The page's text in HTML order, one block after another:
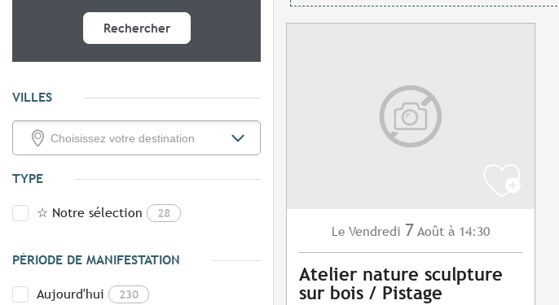
Rechercher
VILLES
TYPE
☆ Notre sélection 28
PÉRIODE DE MANIFESTATION
Aujourd'hui 230
Le Vendredi 7 Août à 14:30
Atelier nature sculpture
sur bois / Pistage